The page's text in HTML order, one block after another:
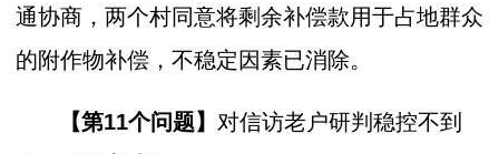
通协商，两个村同意将剩余补偿款用于占地群众
的附作物补偿，不稳定因素已消除。
【第11个问题】 对信访老户研判稳控不到